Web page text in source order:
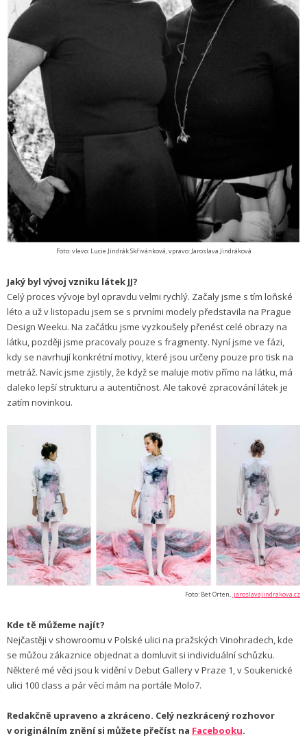
Foto: vlevo: Lucie Jindrák Skřivánková, vpravo: Jaroslava Jindráková
Jaký byl vývoj vzniku látek JJ?
Celý proces vývoje byl opravdu velmi rychlý. Začaly jsme s tím loňské
léto a už v listopadu jsem se s prvními modely představila na Prague
Design Weeku. Na začátku jsme vyzkoušely přenést celé obrazy na
látku, později jsme pracovaly pouze s fragmenty. Nyní jsme ve fázi,
kdy se navrhují konkrétní motivy, které jsou určeny pouze pro tisk na
metráž. Navíc jsme zjistily, že když se maluje motiv přímo na látku, má
daleko lepší strukturu a autentičnost. Ale takové zpracování látek je
zatím novinkou.
Foto: Bet Orten, jaroslavajindrakova.cz
Kde tě můžeme najít?
Nejčastěji v showroomu v Polské ulici na pražských Vinohradech, kde
se můžou zákaznice objednat a domluvit si individuální schůzku.
Některé mé věci jsou k vidění v Debut Gallery v Praze 1, v Soukenické
ulici 100 class a pár věcí mám na portále Molo7.
Redakčně upraveno a zkráceno. Celý nezkrácený rozhovor
v originálním znění si můžete přečíst na Facebooku.